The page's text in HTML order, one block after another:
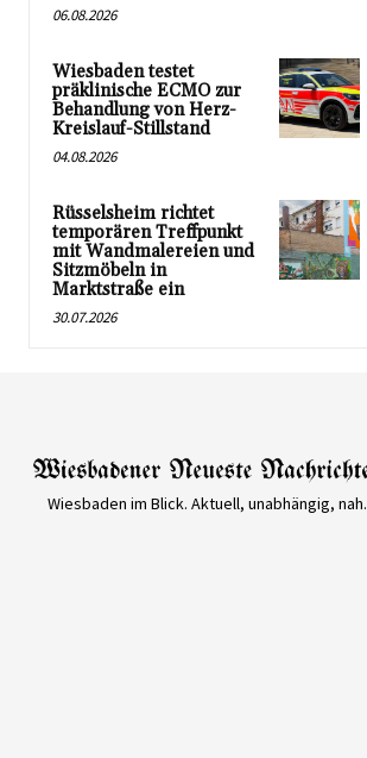
06.08.2026
Wiesbaden testet
präklinische ECMO zur
Behandlung von Herz-
Kreislauf-Stillstand
04.08.2026
Rüsselsheim richtet
temporären Treffpunkt
mit Wandmalereien und
Sitzmöbeln in
Marktstraße ein
30.07.2026
Wiesbaden im Blick. Aktuell, unabhängig, nah.